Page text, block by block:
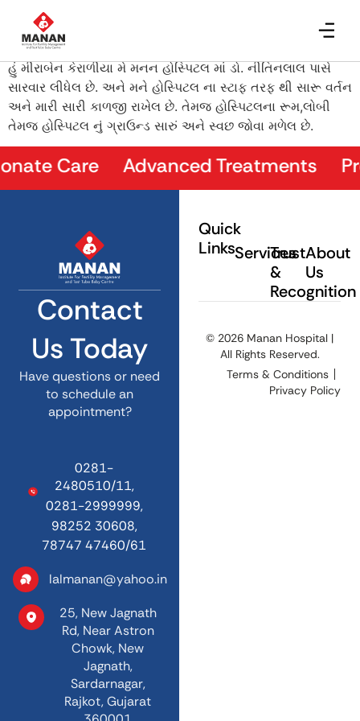
મીરાબેન કેરાળીયા
હું મીરાબેન કેરાળીયા મે મનન હોસ્પિટલ માં ડો. નીતિનલાલ પાસે
સારવાર લીધેલ છે. અને મને હોસ્પિટલ ના સ્ટાફ તરફ થી સારૂ વર્તન
અને મારી સારી કાળજી રાખેલ છે. તેમજ હોસ્પિટલના રૂમ,લોબી
તેમજ હોસ્પિટલ નું ગ્રાઉન્ડ સારું અને સ્વછ જોવા મળેલ છે.
Care Advanced
Contact
Us Today
Have questions or need
to schedule an
appointment?
0281-
2480510/11,
0281-2999999,
98252 30608,
78747 47460/61
lalmanan@yahoo.in
25, New Jagnath
Rd,Near Astron
Chowk, New
Jagnath,
Sardarnagar,
Rajkot, Gujarat
Quick
LinksServices
Trust
&
Recognition
About
Us
© 2026 Manan Hospital |
All Rights Reserved.
Terms & Conditions
Privacy Policy